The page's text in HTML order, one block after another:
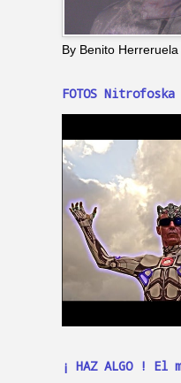
By Benito
FOTOS
¡ HAZ ALGO ! El